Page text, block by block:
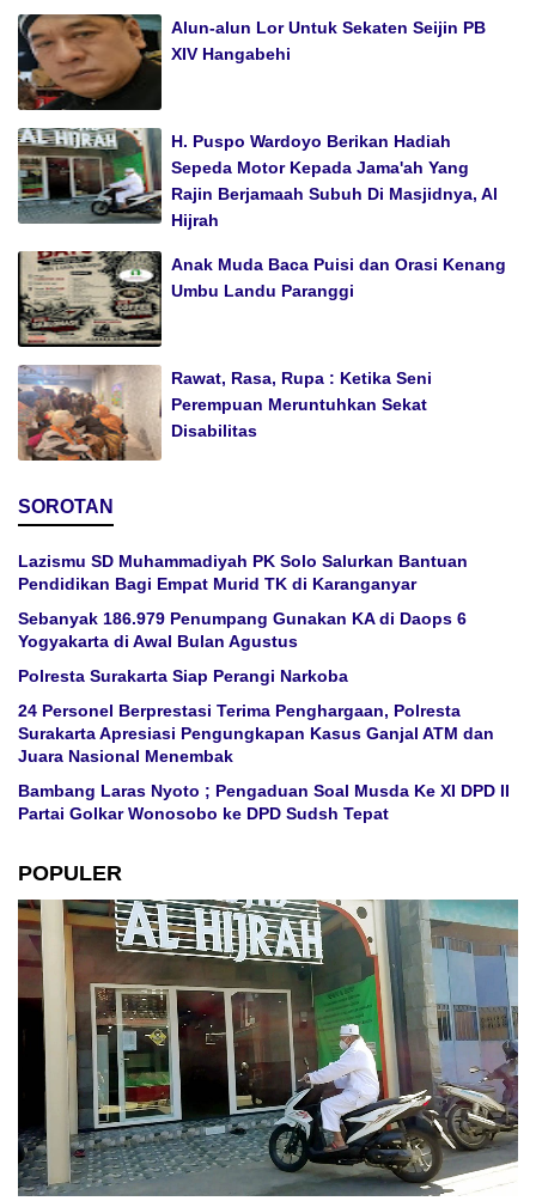
Alun-alun Lor Untuk Sekaten Seijin PB
XIV Hangabehi
H. Puspo Wardoyo Berikan Hadiah
Sepeda Motor Kepada Jama'ah Yang
Rajin Berjamaah Subuh Di Masjidnya, Al
Hijrah
Anak Muda Baca Puisi dan Orasi Kenang
Umbu Landu Paranggi
Rawat, Rasa, Rupa : Ketika Seni
Perempuan Meruntuhkan Sekat
Disabilitas
SOROTAN
Lazismu SD Muhammadiyah PK Solo Salurkan Bantuan
Pendidikan Bagi Empat Murid TK di Karanganyar
Sebanyak 186.979 Penumpang Gunakan KA di Daops 6
Yogyakarta di Awal Bulan Agustus
Polresta Surakarta Siap Perangi Narkoba
24 Personel Berprestasi Terima Penghargaan, Polresta
Surakarta Apresiasi Pengungkapan Kasus Ganjal ATM dan
Juara Nasional Menembak
Bambang Laras Nyoto ; Pengaduan Soal Musda Ke XI DPD II
Partai Golkar Wonosobo ke DPD Sudsh Tepat
POPULER